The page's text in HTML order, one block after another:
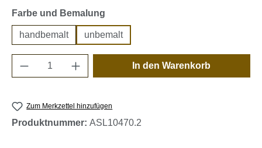
Farbe und Bemalung
handbemalt unbemalt
Produkt Anzahl: Gib den gewünschten
In den Warenkorb
Zum Merkzettel hinzufügen
Produktnummer: ASL10470.2